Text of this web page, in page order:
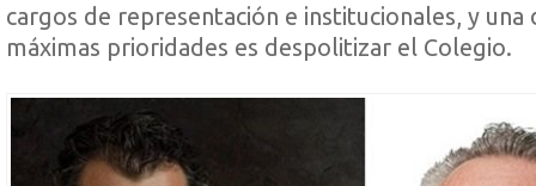
cargos de representación e institucionales, y una
máximas prioridades es despolitizar el Colegio.